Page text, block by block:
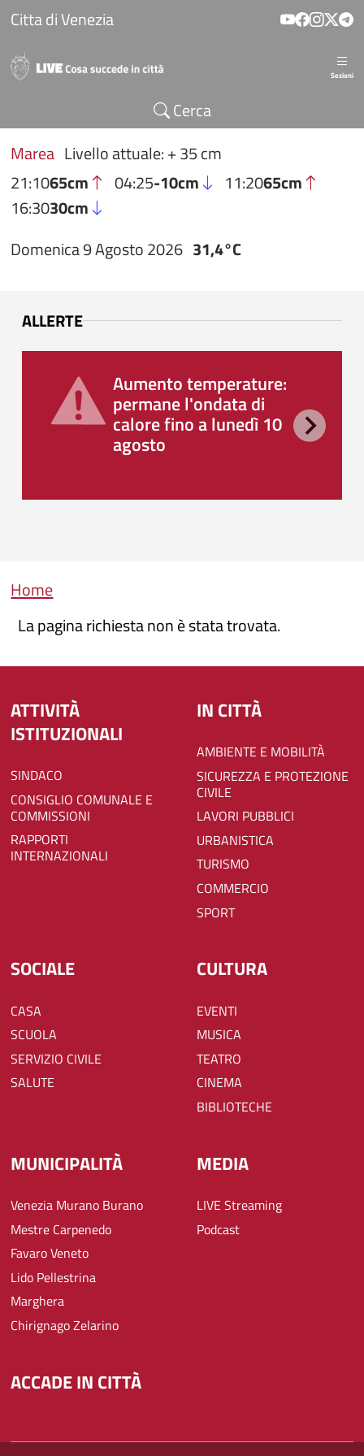
Salta al contenuto principale
Citta di Venezia
Sezioni
Cerca
Marea Livello attuale: + 35 cm
21:1065cm 04:25-10cm 11:2065cm
16:3030cm
Domenica 9 Agosto 2026 31,4°C
ALLERTE
Aumento temperature:
permane l'ondata di
calore fino a lunedì 10
agosto
Briciole di pane
Home
La pagina richiesta non è stata trovata.
ATTIVITÀ
ISTITUZIONALI
SINDACO
CONSIGLIO COMUNALE E
COMMISSIONI
RAPPORTI
INTERNAZIONALI
IN CITTÀ
AMBIENTE E MOBILITÀ
SICUREZZA E PROTEZIONE
CIVILE
LAVORI PUBBLICI
URBANISTICA
TURISMO
COMMERCIO
SPORT
SOCIALE
CASA
SCUOLA
SERVIZIO CIVILE
SALUTE
CULTURA
EVENTI
MUSICA
TEATRO
CINEMA
BIBLIOTECHE
MUNICIPALITÀ
Venezia Murano Burano
Mestre Carpenedo
Favaro Veneto
Lido Pellestrina
Marghera
Chirignago Zelarino
MEDIA
LIVE Streaming
Podcast
ACCADE IN CITTÀ